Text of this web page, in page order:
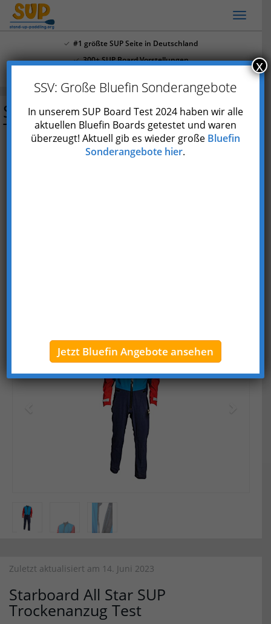
Skip
content
#1 größte SUP Seite in Deutschland
300+ SUP Board Vorstellungen
Starboard All Star SUP
Trockenanzug
Zuletzt aktualisiert am 14. Juni 2023
Starboard All Star SUP
Trockenanzug Test
SSV: Große Bluefin Sonderangebote
In unserem SUP Board Test 2024 haben wir alle
aktuellen Bluefin Boards getestet und waren
überzeugt! Aktuell gib es wieder große Bluefin
Sonderangebote hier.
Jetzt Bluefin Angebote ansehen
x